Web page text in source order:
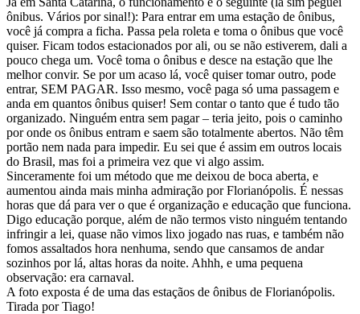
ônibus. Vários por sinal!): Para entrar em uma estação de ônibus,
você já compra a ficha. Passa pela roleta e toma o ônibus que você
quiser. Ficam todos estacionados por ali, ou se não estiverem, dali a
pouco chega um. Você toma o ônibus e desce na estação que lhe
melhor convir. Se por um acaso lá, você quiser tomar outro, pode
entrar, SEM PAGAR. Isso mesmo, você paga só uma passagem e
anda em quantos ônibus quiser! Sem contar o tanto que é tudo tão
organizado. Ninguém entra sem pagar – teria jeito, pois o caminho
por onde os ônibus entram e saem são totalmente abertos. Não têm
portão nem nada para impedir. Eu sei que é assim em outros locais
do Brasil, mas foi a primeira vez que vi algo assim.
Sinceramente foi um método que me deixou de boca aberta, e
aumentou ainda mais minha admiração por Florianópolis. É nessas
horas que dá para ver o que é organização e educação que funciona.
Digo educação porque, além de não termos visto ninguém tentando
infringir a lei, quase não vimos lixo jogado nas ruas, e também não
fomos assaltados hora nenhuma, sendo que cansamos de andar
sozinhos por lá, altas horas da noite. Ahhh, e uma pequena
observação: era carnaval.
A foto exposta é de uma das estaçãos de ônibus de Florianópolis.
Tirada por Tiago!